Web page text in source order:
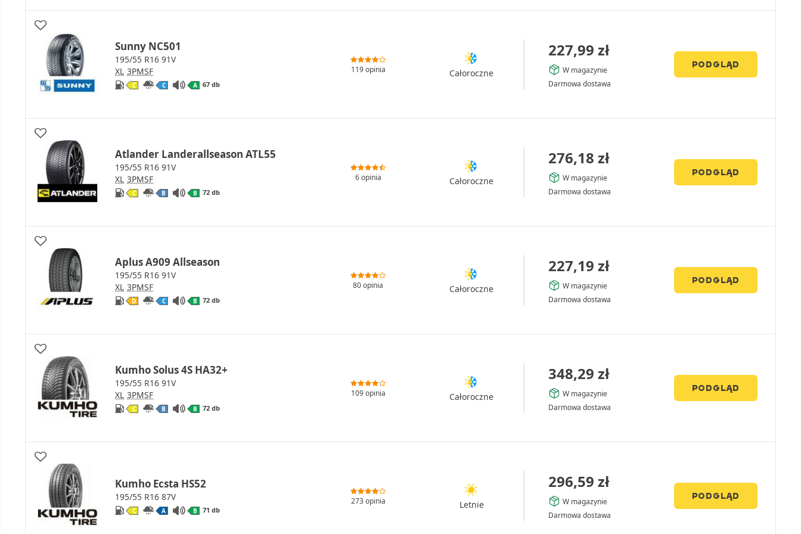
Sunny NC501
195/55 R16 91V
XL 3PMSF
C C A 67 db
119 opinia Całoroczne
227,99 zł
W magazynie
Darmowa dostawa
PODGLĄD
Atlander Landerallseason ATL55
195/55 R16 91V
XL 3PMSF
C B B 72 db
6 opinia Całoroczne
276,18 zł
W magazynie
Darmowa dostawa
PODGLĄD
Aplus A909 Allseason
195/55 R16 91V
XL 3PMSF
D C B 72 db
80 opinia Całoroczne
227,19 zł
W magazynie
Darmowa dostawa
PODGLĄD
Kumho Solus 4S HA32+
195/55 R16 91V
XL 3PMSF
C B B 72 db
109 opinia Całoroczne
348,29 zł
W magazynie
Darmowa dostawa
PODGLĄD
Kumho Ecsta HS52
195/55 R16 87V
C A B 71 db
273 opinia Letnie
296,59 zł
W magazynie
Darmowa dostawa
PODGLĄD